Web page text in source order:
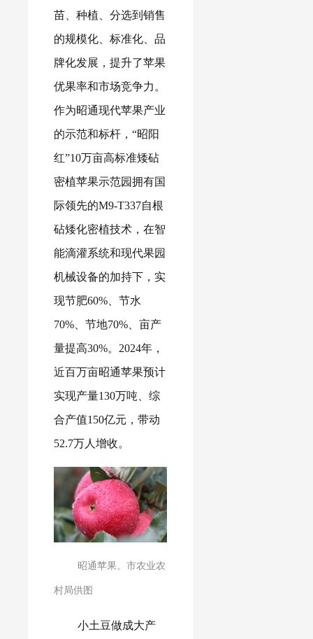
苗、种植、分选到销售
的规模化、标准化、品
牌化发展，提升了苹果
优果率和市场竞争力。
作为昭通现代苹果产业
的示范和标杆，“昭阳
红”10万亩高标准矮砧
密植苹果示范园拥有国
际领先的M9-T337自根
砧矮化密植技术，在智
能滴灌系统和现代果园
机械设备的加持下，实
现节肥60%、节水
70%、节地70%、亩产
量提高30%。2024年，
近百万亩昭通苹果预计
实现产量130万吨、综
合产值150亿元，带动
52.7万人增收。
昭通苹果。市农业农
村局供图
小土豆做成大产